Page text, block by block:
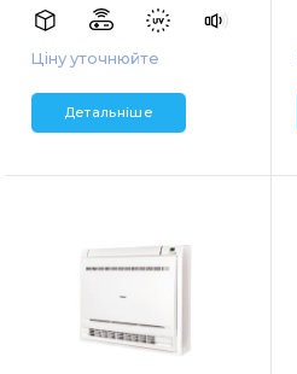
Ціну уточнюйте
Детальніше